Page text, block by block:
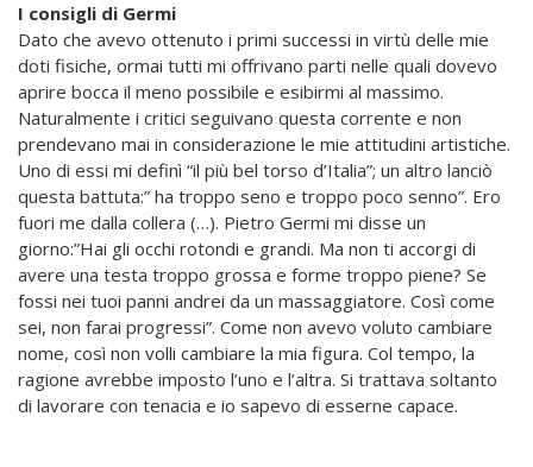
I consigli di Germi
Dato che avevo ottenuto i primi successi in virtù delle mie
doti fisiche, ormai tutti mi offrivano parti nelle quali dovevo
aprire bocca il meno possibile e esibirmi al massimo.
Naturalmente i critici seguivano questa corrente e non
prendevano mai in considerazione le mie attitudini artistiche.
Uno di essi mi definì “il più bel torso d’Italia”; un altro lanciò
questa battuta:” ha troppo seno e troppo poco senno”. Ero
fuori me dalla collera (…). Pietro Germi mi disse un
giorno:”Hai gli occhi rotondi e grandi. Ma non ti accorgi di
avere una testa troppo grossa e forme troppo piene? Se
fossi nei tuoi panni andrei da un massaggiatore. Così come
sei, non farai progressi”. Come non avevo voluto cambiare
nome, così non volli cambiare la mia figura. Col tempo, la
ragione avrebbe imposto l’uno e l’altra. Si trattava soltanto
di lavorare con tenacia e io sapevo di esserne capace.